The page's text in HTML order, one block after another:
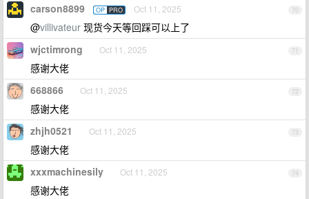
70
carson8899 OP PRO Oct 11, 2025
@villivateur 现货今天等回踩可以上了
71
wjctimrong Oct 11, 2025
感谢大佬
72
668866 Oct 11, 2025
感谢大佬
73
zhjh0521 Oct 11, 2025
感谢大佬
74
xxxmachinesily Oct 11, 2025
感谢大佬